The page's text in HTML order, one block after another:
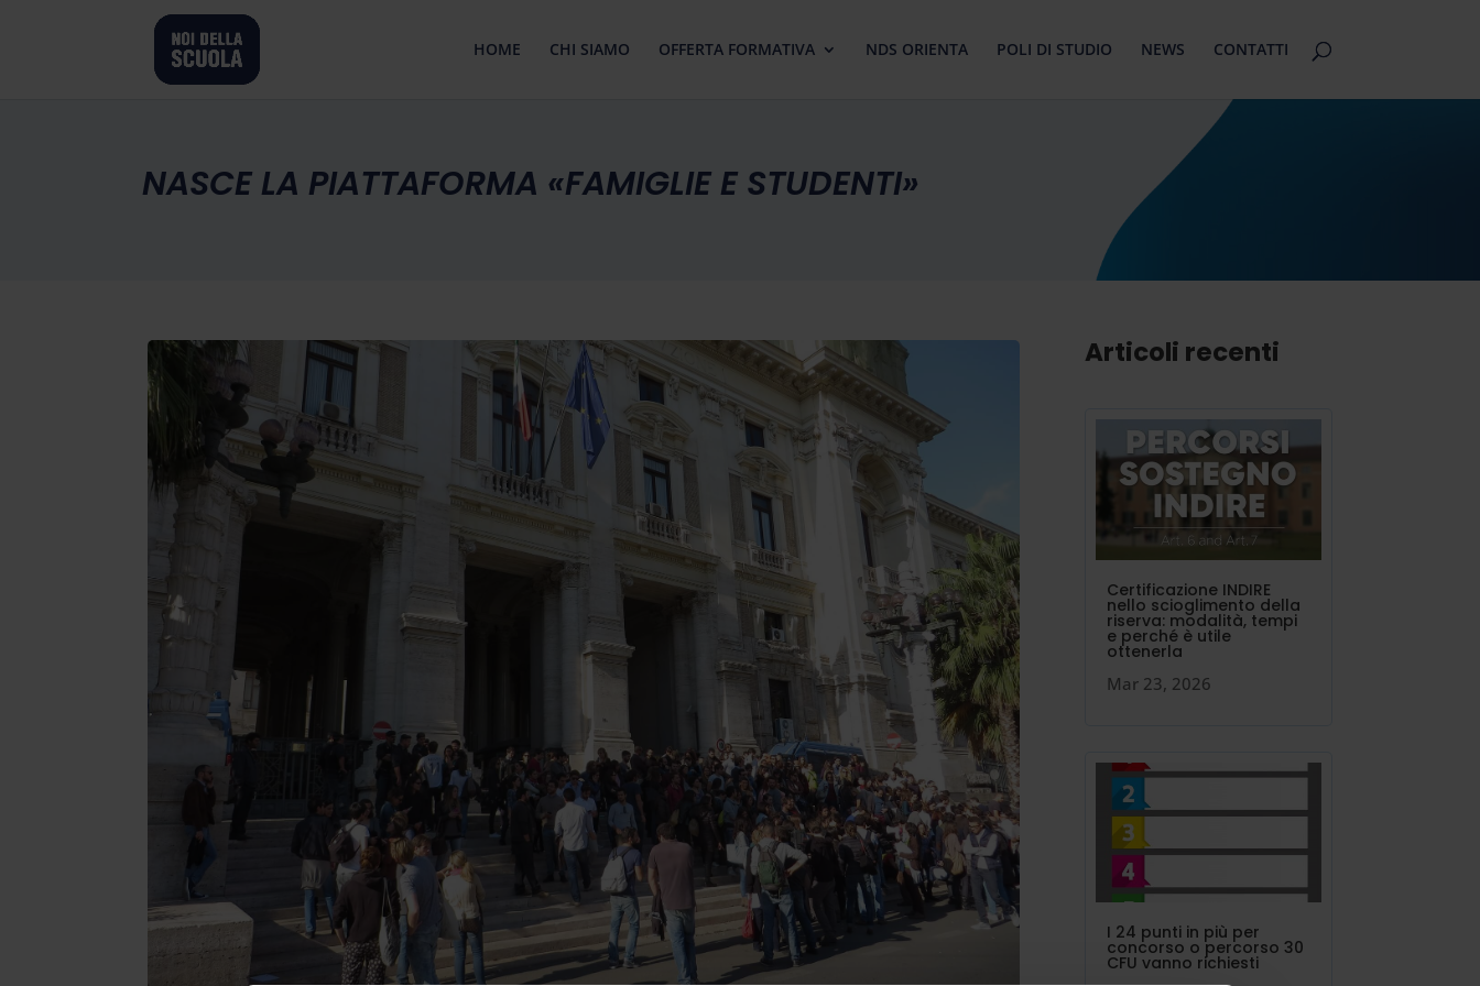
HOME CHI SIAMO OFFERTA FORMATIVA NDS ORIENTA POLI DI STUDIO NEWS CONTATTI
NASCE LA PIATTAFORMA «FAMIGLIE E STUDENTI»
Articoli recenti
Certificazione INDIRE
nello scioglimento della
riserva: modalità, tempi
e perché è utile
ottenerla
Mar 23, 2026
I 24 punti in più per
concorso o percorso 30
CFU vanno richiesti